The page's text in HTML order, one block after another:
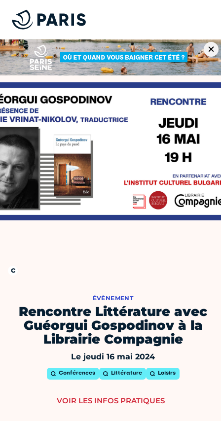
ÉVÈNEMENT
Rencontre Littérature avec
Guéorgui Gospodinov à la
Librairie Compagnie
Le jeudi 16 mai 2024
Conférences Littérature Loisirs
VOIR LES INFOS PRATIQUES